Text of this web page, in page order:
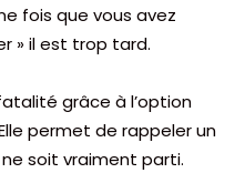
fois que vous avez
» il est trop tard.
grâce à l’option
permet de rappeler un
soit vraiment parti.